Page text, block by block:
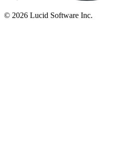
© 2026 Lucid Software Inc.